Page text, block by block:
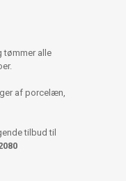
tømmer alle
af porcelæn,
tilbud til